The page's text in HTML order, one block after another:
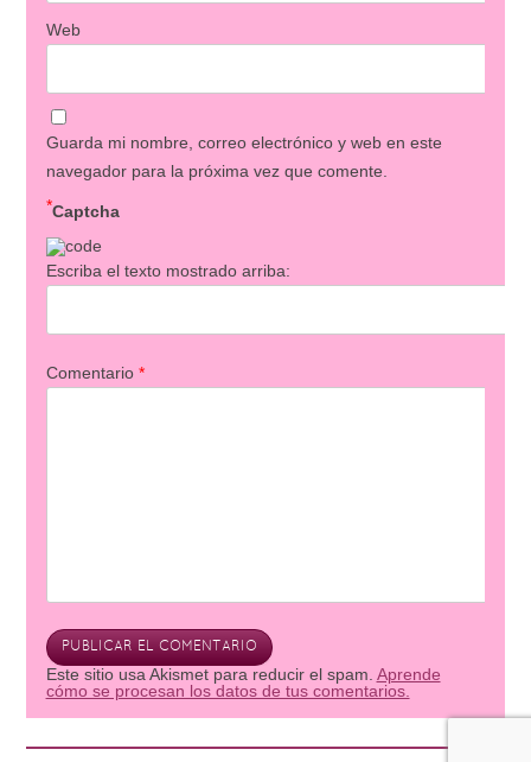
Web
Guarda mi nombre, correo electrónico y web en este
navegador para la próxima vez que comente.
Captcha
*
Escriba el texto mostrado arriba:
Comentario *
Este sitio usa Akismet para reducir el spam. Aprende
cómo se procesan los datos de tus comentarios.